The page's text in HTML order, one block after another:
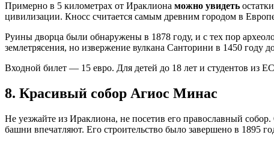
Примерно в 5 километрах от Ираклиона можно увидеть
цивилизации. Кносс считается самым древним городом в
Руины дворца были обнаружены в 1878 году, и с тех пор
землетрясения, но извержение вулкана Санторини в 1450
Входной билет — 15 евро. Для детей до 18 лет и студентов из
8. Красивый собор Агиос Минас
Не уезжайте из Ираклиона, не посетив его православный
башни впечатляют. Его строительство было завершено в 1895